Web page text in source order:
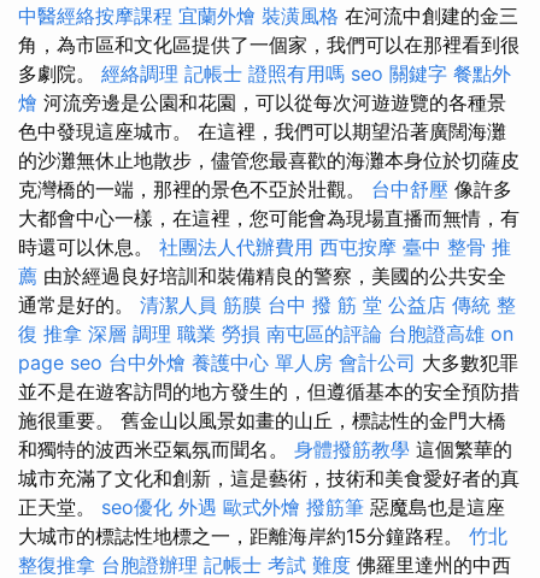
中醫經絡按摩課程 宜蘭外燴 裝潢風格 在河流中創建的金三
角，為市區和文化區提供了一個家，我們可以在那裡看到很
多劇院。 經絡調理 記帳士 證照有用嗎 seo 關鍵字 餐點外
燴 河流旁邊是公園和花園，可以從每次河遊遊覽的各種景
色中發現這座城市。 在這裡，我們可以期望沿著廣闊海灘
的沙灘無休止地散步，儘管您最喜歡的海灘本身位於切薩皮
克灣橋的一端，那裡的景色不亞於壯觀。 台中舒壓 像許多
大都會中心一樣，在這裡，您可能會為現場直播而無情，有
時還可以休息。 社團法人代辦費用 西屯按摩 臺中 整骨 推
薦 由於經過良好培訓和裝備精良的警察，美國的公共安全
通常是好的。 清潔人員 筋膜 台中 撥 筋 堂 公益店 傳統 整
復 推拿 深層 調理 職業 勞損 南屯區的評論 台胞證高雄 on
page seo 台中外燴 養護中心 單人房 會計公司 大多數犯罪
並不是在遊客訪問的地方發生的，但遵循基本的安全預防措
施很重要。 舊金山以風景如畫的山丘，標誌性的金門大橋
和獨特的波西米亞氣氛而聞名。 身體撥筋教學 這個繁華的
城市充滿了文化和創新，這是藝術，技術和美食愛好者的真
正天堂。 seo優化 外遇 歐式外燴 撥筋筆 惡魔島也是這座
大城市的標誌性地標之一，距離海岸約15分鐘路程。 竹北
整復推拿 台胞證辦理 記帳士 考試 難度 佛羅里達州的中西